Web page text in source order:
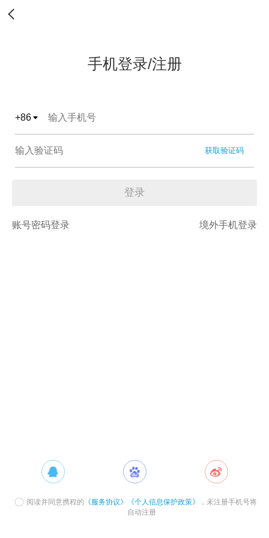
手机登录/注册
+86
获取验证码
登录
账号密码登录 境外手机登录
阅读并同意携程的 《服务协议》 《个人信息保护政策》
，未注册手机号将
自动注册